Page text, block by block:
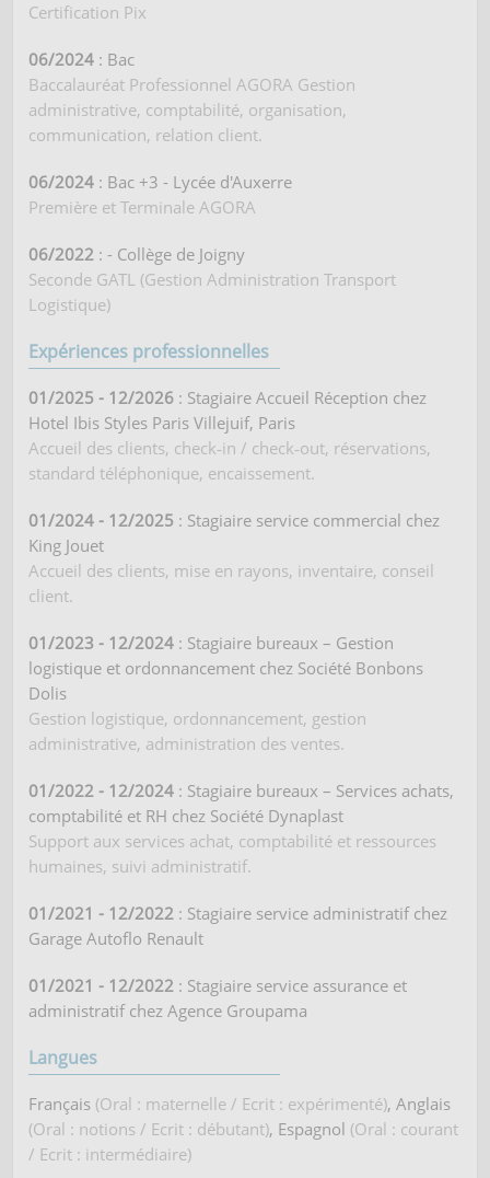
Certification Pix
06/2024 : Bac
Baccalauréat Professionnel AGORA Gestion
administrative, comptabilité, organisation,
communication, relation client.
06/2024 : Bac +3 - Lycée d'Auxerre
Première et Terminale AGORA
06/2022 : - Collège de Joigny
Seconde GATL (Gestion Administration Transport
Logistique)
Expériences professionnelles
01/2025 - 12/2026 : Stagiaire Accueil Réception chez
Hotel Ibis Styles Paris Villejuif, Paris
Accueil des clients, check‑in / check‑out, réservations,
standard téléphonique, encaissement.
01/2024 - 12/2025 : Stagiaire service commercial chez
King Jouet
Accueil des clients, mise en rayons, inventaire, conseil
client.
01/2023 - 12/2024 : Stagiaire bureaux – Gestion
logistique et ordonnancement chez Société Bonbons
Dolis
Gestion logistique, ordonnancement, gestion
administrative, administration des ventes.
01/2022 - 12/2024 : Stagiaire bureaux – Services achats,
comptabilité et RH chez Société Dynaplast
Support aux services achat, comptabilité et ressources
humaines, suivi administratif.
01/2021 - 12/2022 : Stagiaire service administratif chez
Garage Autoflo Renault
01/2021 - 12/2022 : Stagiaire service assurance et
administratif chez Agence Groupama
Langues
Français (Oral : maternelle / Ecrit : expérimenté), Anglais
(Oral : notions / Ecrit : débutant), Espagnol (Oral : courant
/ Ecrit : intermédiaire)